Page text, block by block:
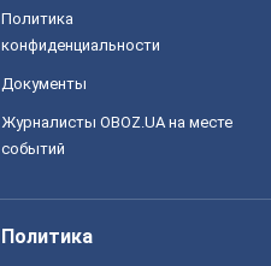
Политика
конфиденциальности
Документы
Журналисты OBOZ.UA на месте
событий
Политика